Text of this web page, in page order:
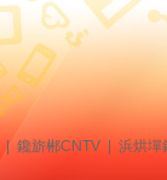
鑱旂郴CNTV 浜烘墠